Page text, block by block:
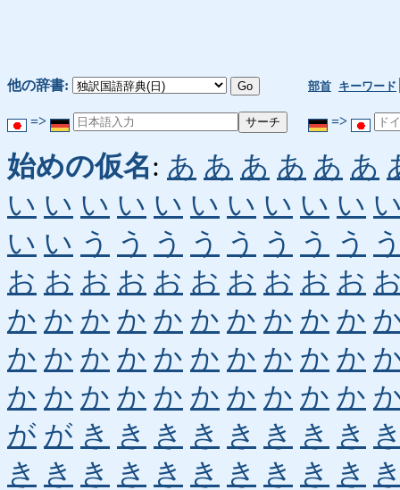
他の辞書: 部首 キーワード
=> =>
始めの仮名: あ あ あ あ あ あ
い い い い い い い い い い
い い う う う う う う う う
お お お お お お お お お お
か か か か か か か か か か
か か か か か か か か か か
か か か か か か か か か か
が が き き き き き き き き
き き き き き き き き き き